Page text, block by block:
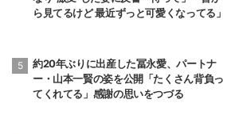
ら見てるけど 最近ずっと可愛くなってる」
約20年ぶりに出産した冨永愛、パートナ
ー・山本一賢の姿を公開「たくさん背負っ
てくれてる」感謝の思いをつづる